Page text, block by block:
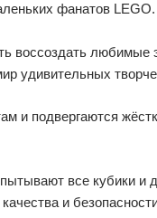
фанатов LEGO.
воссоздать
удивительных
и подвергаются
все кубики и
и